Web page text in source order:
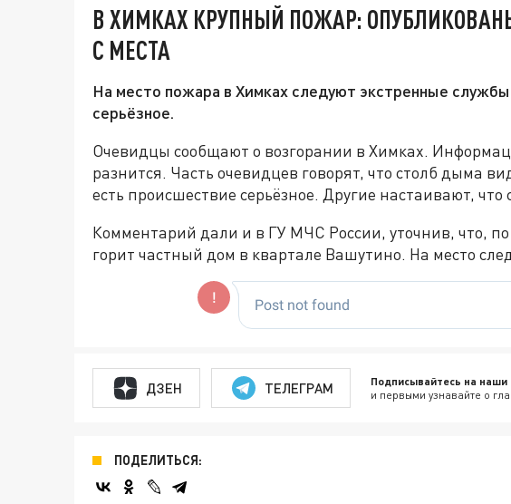
В ХИМКАХ КРУПНЫЙ ПОЖАР:
С МЕСТА
На место пожара в Химках следуют экстренные
серьёзное.
Очевидцы сообщают о возгорании в Химках.
разнится. Часть очевидцев говорят, что столб дыма
есть происшествие серьёзное. Другие настаивают,
Комментарий дали и в ГУ МЧС России, уточнив, что,
горит частный дом в квартале Вашутино. На место
ДЗЕН ТЕЛЕГРАМ Подписывайтесь на наши
и первыми узнавайте о
ПОДЕЛИТЬСЯ: